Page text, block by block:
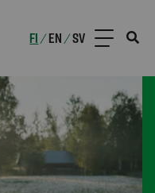
FI /EN /SV